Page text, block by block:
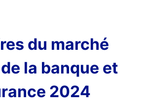
du marché
la banque et
2024